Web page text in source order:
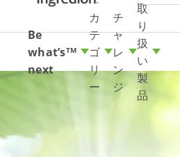
Be
what’s
next
TM
カ
テ
ゴ
リ
ー
チ
ャ
レ
ン
ジ
取
り
扱
い
製
品